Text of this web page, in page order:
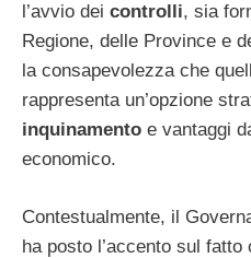
l’avvio dei controlli, sia
Regione, delle Province e
la consapevolezza che
rappresenta un’opzione
inquinamento e vantaggi
economico.
Contestualmente, il
ha posto l’accento sul